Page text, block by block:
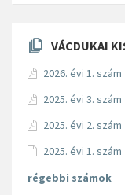
VÁCDUKAI
2026. évi 1. szám
2025. évi 3. szám
2025. évi 2. szám
2025. évi 1. szám
régebbi számok